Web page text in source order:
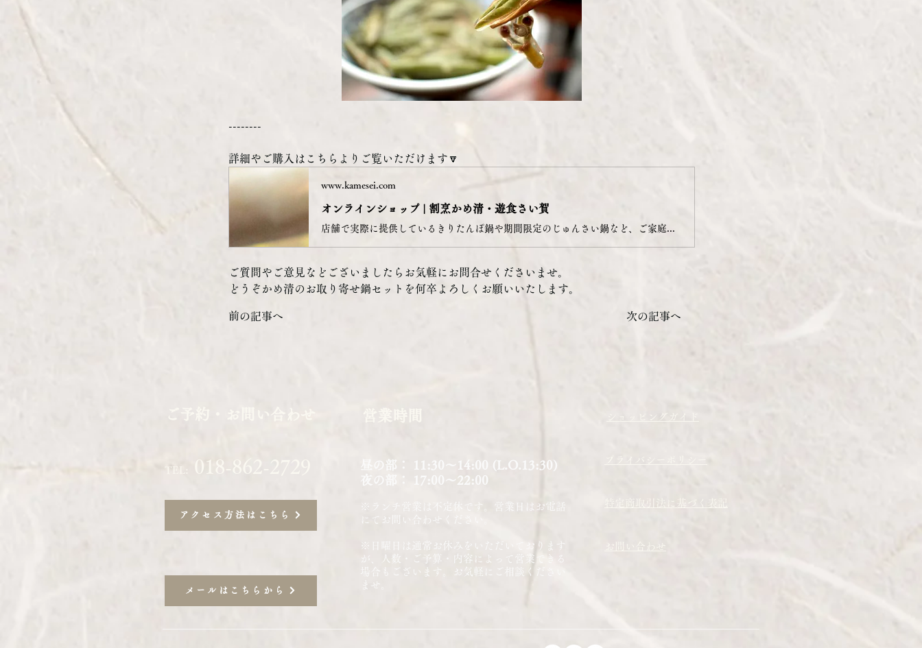
--------
詳細やご購入はこちらよりご覧いただけます🔽
www.kamesei.com
オンラインショップ | 割烹かめ清・遊食さい賀
店舗で実際に提供しているきりたんぽ鍋や期間限定のじゅんさい鍋など、ご家庭で楽しめる鍋セットを通販にてご用意しております。お土産やギフトにもピッタリです。
ご質問やご意見などございましたらお気軽にお問合せくださいませ。
どうぞかめ清のお取り寄せ鍋セットを何卒よろしくお願いいたします。
前の記事へ 次の記事へ
018-862-2729
アクセス方法はこちら
メールはこちらから
昼の部： 11:30〜14:00 (L.O.13:30)
夜の部： 17:00～22:00
※ランチ営業は不定休です。営業日はお電話
にてお問い合わせください。
※日曜日は通常お休みをいただいております
が、人数・ご予算・内容によって営業できる
場合もございます。​お気軽にご相談ください
ませ。
ショッピングガイド
特定商取引法に基づく表記